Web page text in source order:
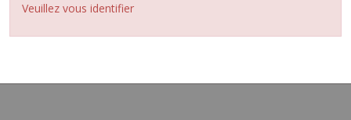
Veuillez vous identifier